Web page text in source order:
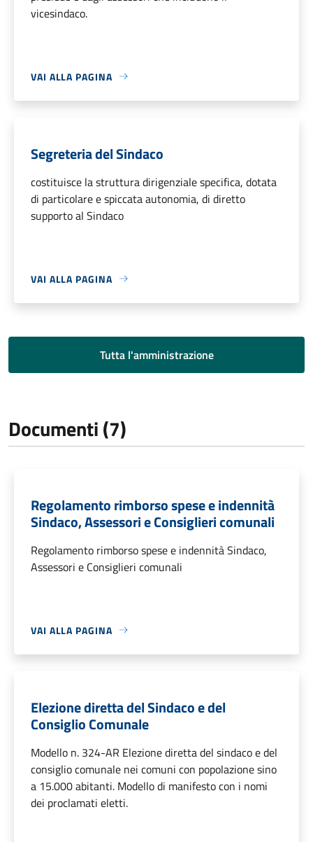
vicesindaco.
VAI ALLA PAGINA
Segreteria del Sindaco
costituisce la struttura dirigenziale specifica, dotata
di particolare e spiccata autonomia, di diretto
supporto al Sindaco
VAI ALLA PAGINA
Tutta l'amministrazione
Documenti (7)
Regolamento rimborso spese e indennità
Sindaco, Assessori e Consiglieri comunali
Regolamento rimborso spese e indennità Sindaco,
Assessori e Consiglieri comunali
VAI ALLA PAGINA
Elezione diretta del Sindaco e del
Consiglio Comunale
Modello n. 324-AR Elezione diretta del sindaco e del
consiglio comunale nei comuni con popolazione sino
a 15.000 abitanti. Modello di manifesto con i nomi
dei proclamati eletti.